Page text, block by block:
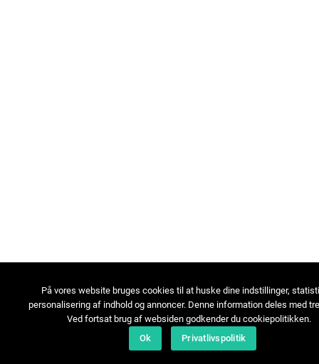
På vores website bruges cookies til at huske dine indstillinger,
personalisering af indhold og annoncer. Denne information deles med
Ved fortsat brug af websiden godkender du cookiepolitikken.
Ok
Privatlivspolitik